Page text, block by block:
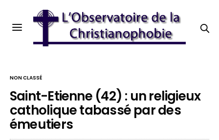
NON CLASSÉ
Saint-Etienne (42) : un religieux
catholique tabassé par des
émeutiers